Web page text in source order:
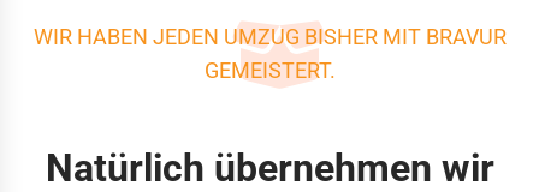
WIR HABEN JEDEN UMZUG BISHER MIT BRAVUR
GEMEISTERT.
Natürlich übernehmen wir